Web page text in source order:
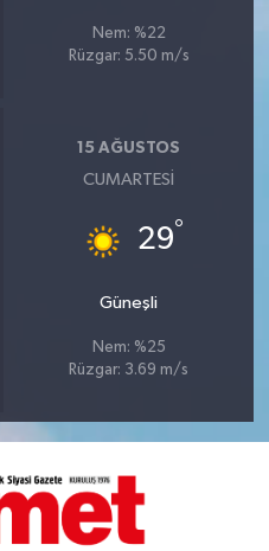
Nem: %22
Rüzgar: 5.50 m/s
15 AĞUSTOS
CUMARTESI
29°
Güneşli
Nem: %25
Rüzgar: 3.69 m/s